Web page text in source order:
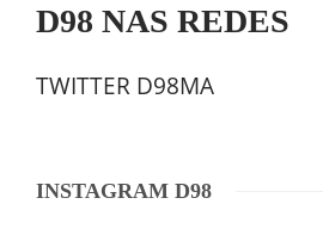
D98 NAS REDES
TWITTER D98MA
INSTAGRAM D98